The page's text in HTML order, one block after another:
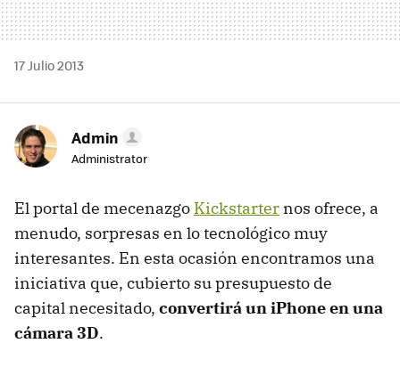
17 Julio 2013
Admin
Administrator
El portal de mecenazgo Kickstarter nos ofrece, a
menudo, sorpresas en lo tecnológico muy
interesantes. En esta ocasión encontramos una
iniciativa que, cubierto su presupuesto de
capital necesitado, convertirá un iPhone en una
cámara 3D.